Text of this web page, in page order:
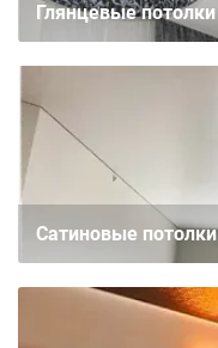
Глянцевые потолки
Сатиновые потолки